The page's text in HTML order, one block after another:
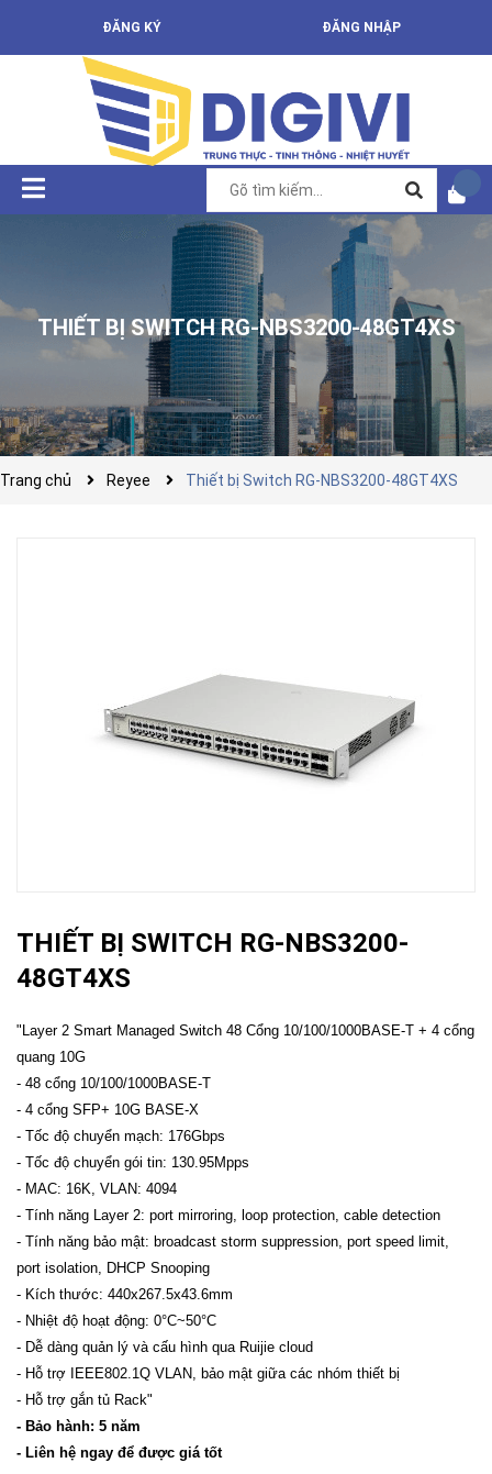
ĐĂNG KÝ ĐĂNG NHẬP
THIẾT BỊ SWITCH RG-NBS3200-48GT4XS
Trang chủ Reyee Thiết bị Switch RG-NBS3200-48GT4XS
THIẾT BỊ SWITCH RG-NBS3200-
48GT4XS
"Layer 2 Smart Managed Switch 48 Cổng 10/100/1000BASE-T + 4 cổng
quang 10G
- 48 cổng 10/100/1000BASE-T
- 4 cổng SFP+ 10G BASE-X
- Tốc độ chuyển mạch: 176Gbps
- Tốc độ chuyển gói tin: 130.95Mpps
- MAC: 16K, VLAN: 4094
- Tính năng Layer 2: port mirroring, loop protection, cable detection
- Tính năng bảo mật: broadcast storm suppression, port speed limit,
port isolation, DHCP Snooping
- Kích thước: 440x267.5x43.6mm
- Nhiệt độ hoạt động: 0°C~50°C
- Dễ dàng quản lý và cấu hình qua Ruijie cloud
- Hỗ trợ IEEE802.1Q VLAN, bảo mật giữa các nhóm thiết bị
- Hỗ trợ gắn tủ Rack"
- Bảo hành: 5 năm
- Liên hệ ngay để được giá tốt